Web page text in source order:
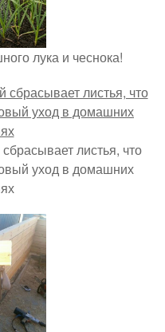
лука и чеснока!
листья, что
уход в домашних